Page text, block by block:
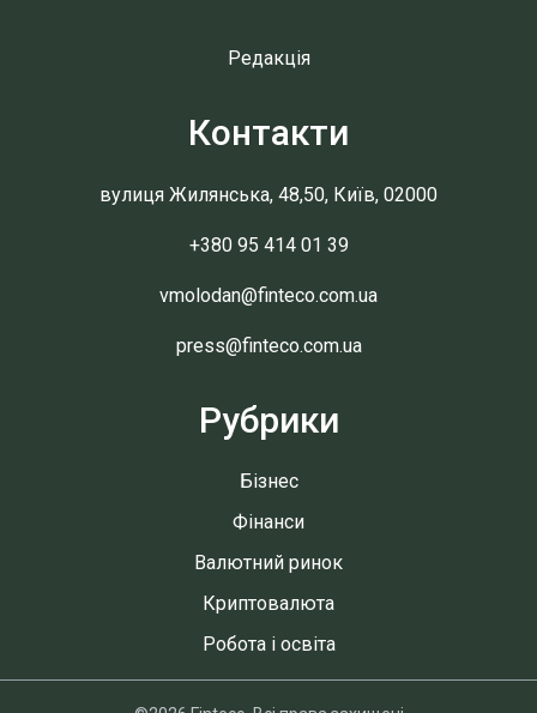
Редакція
Контакти
вулиця Жилянська, 48,50, Київ, 02000
+380 95 414 01 39
vmolodan@finteco.com.ua
press@finteco.com.ua
Рубрики
Бізнес
Фінанси
Валютний ринок
Криптовалюта
Робота і освіта